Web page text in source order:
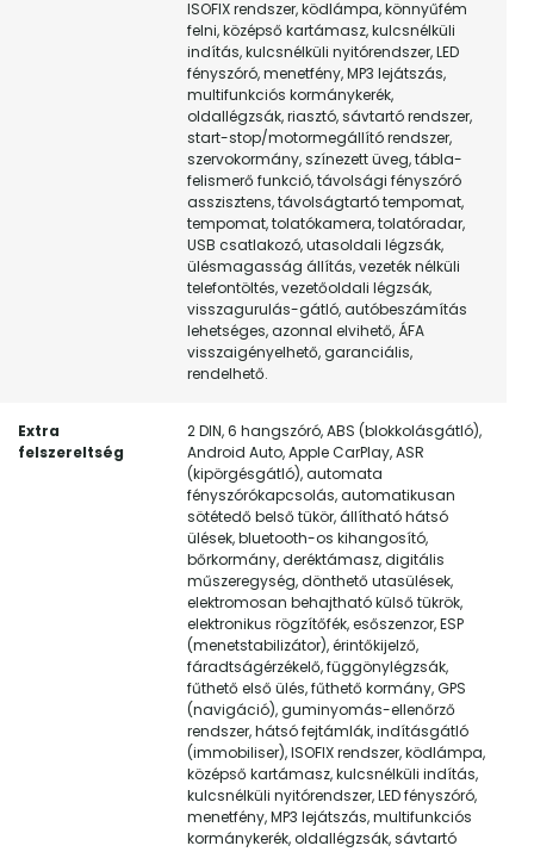
ISOFIX rendszer, ködlámpa, könnyűfém
felni, középső kartámasz, kulcsnélküli
indítás, kulcsnélküli nyitórendszer, LED
fényszóró, menetfény, MP3 lejátszás,
multifunkciós kormánykerék,
oldallégzsák, riasztó, sávtartó rendszer,
start-stop/motormegállító rendszer,
szervokormány, színezett üveg, tábla-
felismerő funkció, távolsági fényszóró
asszisztens, távolságtartó tempomat,
tempomat, tolatókamera, tolatóradar,
USB csatlakozó, utasoldali légzsák,
ülésmagasság állítás, vezeték nélküli
telefontöltés, vezetőoldali légzsák,
visszagurulás-gátló, autóbeszámítás
lehetséges, azonnal elvihető, ÁFA
visszaigényelhető, garanciális,
rendelhető.
Extra
felszereltség
2 DIN, 6 hangszóró, ABS (blokkolásgátló),
Android Auto, Apple CarPlay, ASR
(kipörgésgátló), automata
fényszórókapcsolás, automatikusan
sötétedő belső tükör, állítható hátsó
ülések, bluetooth-os kihangosító,
bőrkormány, deréktámasz, digitális
műszeregység, dönthető utasülések,
elektromosan behajtható külső tükrök,
elektronikus rögzítőfék, esőszenzor, ESP
(menetstabilizátor), érintőkijelző,
fáradtságérzékelő, függönylégzsák,
fűthető első ülés, fűthető kormány, GPS
(navigáció), guminyomás-ellenőrző
rendszer, hátsó fejtámlák, indításgátló
(immobiliser), ISOFIX rendszer, ködlámpa,
középső kartámasz, kulcsnélküli indítás,
kulcsnélküli nyitórendszer, LED fényszóró,
menetfény, MP3 lejátszás, multifunkciós
kormánykerék, oldallégzsák, sávtartó